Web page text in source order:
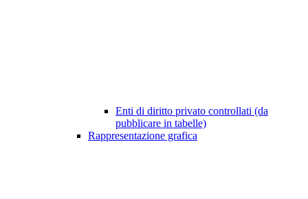
Enti di diritto privato controllati (da
pubblicare in tabelle)
Rappresentazione grafica